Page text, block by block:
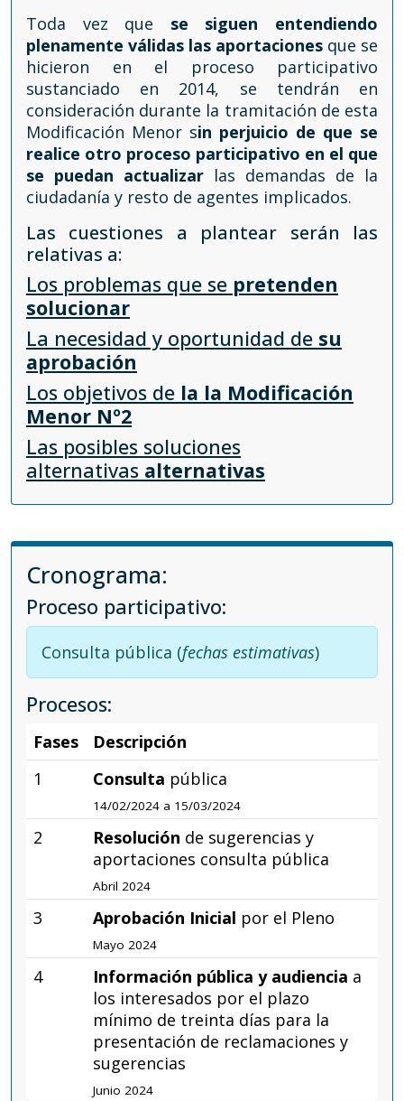
Toda vez que se siguen entendiendo
plenamente válidas las aportaciones que se
hicieron en el proceso participativo
sustanciado en 2014, se tendrán en
consideración durante la tramitación de esta
Modificación Menor sin perjuicio de que se
realice otro proceso participativo en el que
se puedan actualizar las demandas de la
ciudadanía y resto de agentes implicados.
Las cuestiones a plantear serán las
relativas a:
Los problemas que se pretenden
solucionar
La necesidad y oportunidad de su
aprobación
Los objetivos de la la Modificación
Menor Nº2
Las posibles soluciones
alternativas alternativas
Cronograma:
Proceso participativo:
Consulta pública (fechas estimativas)
Procesos:
Fases
Descripción
1
Consulta pública
14/02/2024 a 15/03/2024
2 Resolución de sugerencias y
aportaciones consulta pública
Abril 2024
3 Aprobación Inicial por el Pleno
Mayo 2024
4 Información pública y audiencia a
los interesados por el plazo
mínimo de treinta días para la
presentación de reclamaciones y
sugerencias
Junio 2024